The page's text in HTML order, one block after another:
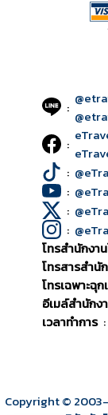
:
:
:
:
:
:
โทรสำนักงา
โทรสารสำนั
โทรเฉพาะฉุก
อีเมล์สำนักง
เวลาทำการ :
Copyright © 2003